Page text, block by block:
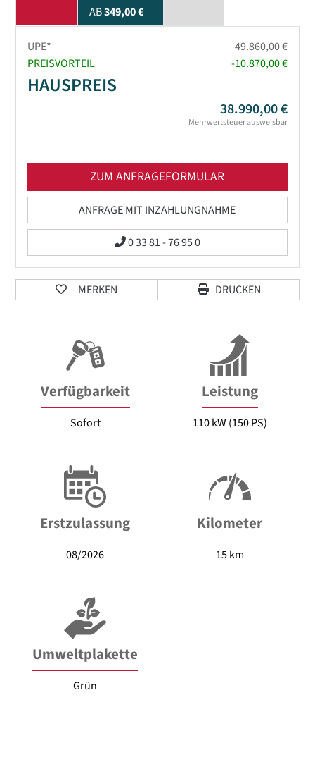
AB349,00 €
UPE*
49.860,00 €
PREISVORTEIL
-10.870,00 €
HAUSPREIS
38.990,00 €
Mehrwertsteuer ausweisbar
ZUM ANFRAGEFORMULAR
ANFRAGE MIT INZAHLUNGNAHME
0 33 81 - 76 95 0
MERKEN DRUCKEN
Verfügbarkeit
Sofort
Leistung
110 kW (150 PS)
Erstzulassung
08/2026
Kilometer
15 km
Umweltplakette
Grün